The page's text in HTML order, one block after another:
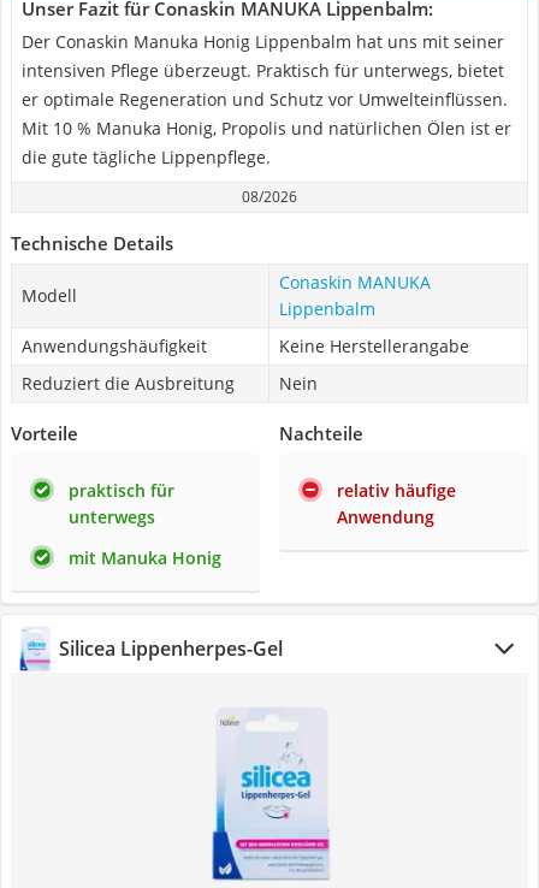
Unser Fazit für Conaskin MANUKA Lippenbalm:
Der Conaskin Manuka Honig Lippenbalm hat uns mit seiner
intensiven Pflege überzeugt. Praktisch für unterwegs, bietet
er optimale Regeneration und Schutz vor Umwelteinflüssen.
Mit 10 % Manuka Honig, Propolis und natürlichen Ölen ist er
die gute tägliche Lippenpflege.
08/2026
Technische Details
Modell
Conaskin MANUKA
Lippenbalm
Anwendungshäufigkeit
Keine Herstellerangabe
Reduziert die Ausbreitung
Nein
Vorteile
praktisch für
unterwegs
mit Manuka Honig
Nachteile
relativ häufige
Anwendung
Silicea Lippenherpes-Gel